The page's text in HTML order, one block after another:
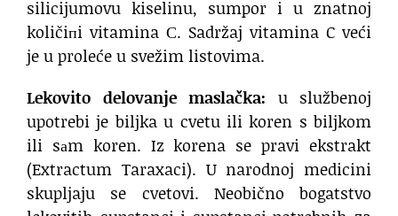
silicijumovu kiselinu, sumpor i u znatnoj
količiпi vitamina С. Sadržaj vitamina C veći
je u proleće u svežim listovima.
Lekovito delovanje maslačka: u službenoj
upotrebi je biljka u cvetu ili koren s biljkom
ili sаm koren. Iz korena se pravi ekstrakt
(Extractum Taraxaci). U narodnoj medicini
skupljaju se cvetovi. Neobično bogatstvo